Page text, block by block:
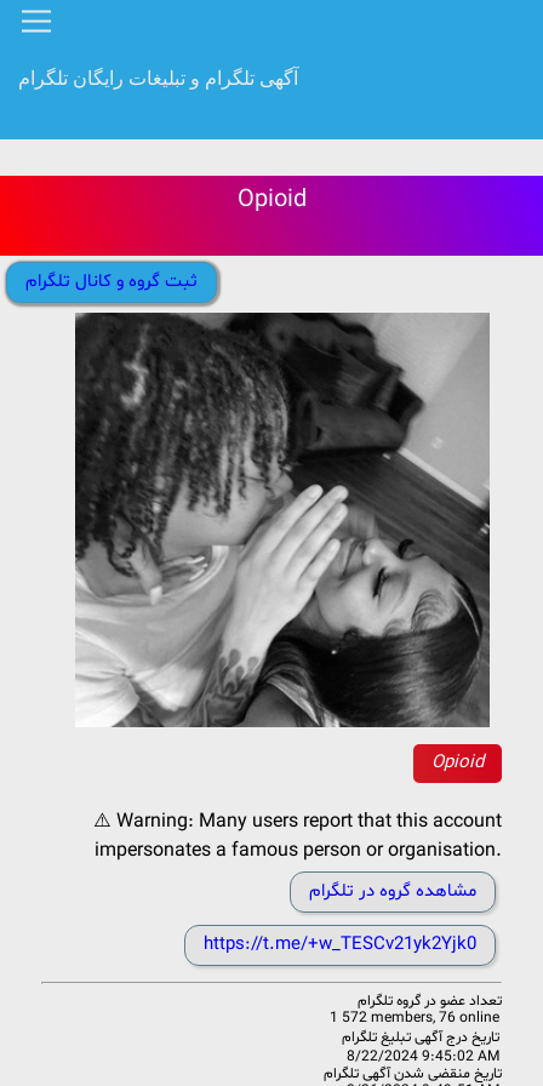
آگهی تلگرام و تبلیغات رایگان تلگرام
Opioid
ثبت گروه و کانال تلگرام
Opioid
⚠️ Warning: Many users report that this account
impersonates a famous person or organisation.
مشاهده گروه در تلگرام
https://t.me/+w_TESCv21yk2Yjk0
تعداد عضو در گروه تلگرام
1 572 members, 76 online
تاریخ درج آگهی تبلیغ تلگرام
8/22/2024 9:45:02 AM
تاریخ منقضی شدن آگهی تلگرام